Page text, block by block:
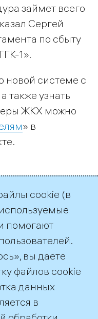
займет всего
Сергей
по сбыту
1».
новой системе с
также узнать
ЖКХ можно
» в
cookie (в
помогают
вы даете
файлов cookie
данных
в